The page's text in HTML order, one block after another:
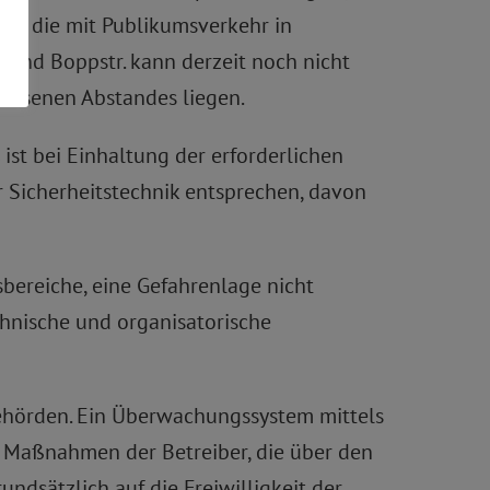
die mit Publikumsverkehr in
Boppstr. kann derzeit noch nicht
Abstandes liegen.
ist bei Einhaltung der erforderlichen
entsprechen, davon
eine Gefahrenlage nicht
und organisatorische
Ein Überwachungssystem mittels
der Betreiber, die über den